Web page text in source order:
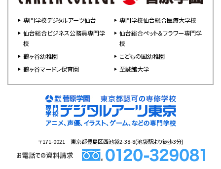
専門学校デジタルアーツ仙台
専門学校仙台総合医療大学校
仙台総合ビジネス公務員専門学
校
仙台総合ペット＆フラワー専門学
校
鶴ヶ谷幼稚園
こどもの国幼稚園
鶴ヶ谷マードレ保育園
至誠館大学
〒171-0021 東京都豊島区西池袋2-38-8(池袋駅より徒歩3分)